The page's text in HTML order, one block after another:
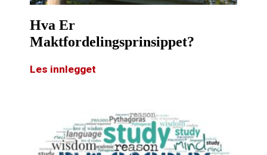
Hva Er
Maktfordelingsprinsippet?
Les innlegget